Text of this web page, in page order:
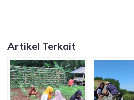
Artikel Terkait